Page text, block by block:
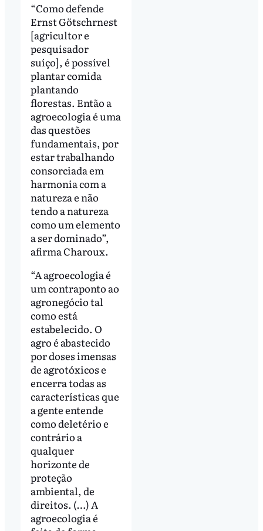
“Como defende
Ernst Götschrnest
[agricultor e
pesquisador
suíço], é possível
plantar comida
plantando
florestas. Então a
agroecologia é uma
das questões
fundamentais, por
estar trabalhando
consorciada em
harmonia com a
natureza e não
tendo a natureza
como um elemento
a ser dominado”,
afirma Charoux.
“A agroecologia é
um contraponto ao
agronegócio tal
como está
estabelecido. O
agro é abastecido
por doses imensas
de agrotóxicos e
encerra todas as
características que
a gente entende
como deletério e
contrário a
qualquer
horizonte de
proteção
ambiental, de
direitos. (…) A
agroecologia é